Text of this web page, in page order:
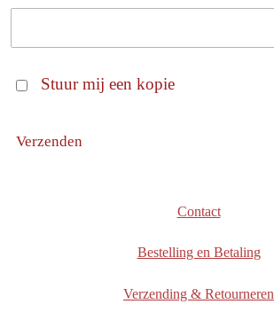
Stuur mij een kopie
Verzenden
Contact
Bestelling en Betaling
Verzending & Retourneren